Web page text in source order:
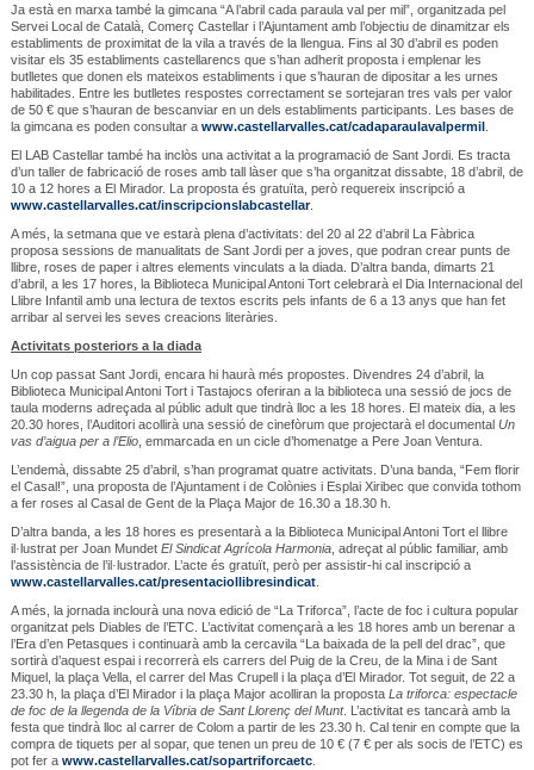
Ja està en marxa també la gimcana “A l’abril cada paraula val per mil”, organitzada pel
Servei Local de Català, Comerç Castellar i l’Ajuntament amb l’objectiu de dinamitzar els
establiments de proximitat de la vila a través de la llengua. Fins al 30 d’abril es poden
visitar els 35 establiments castellarencs que s’han adherit proposta i emplenar les
butlletes que donen els mateixos establiments i que s’hauran de dipositar a les urnes
habilitades. Entre les butlletes respostes correctament se sortejaran tres vals per valor
de 50 € que s’hauran de bescanviar en un dels establiments participants. Les bases de
la gimcana es poden consultar a www.castellarvalles.cat/cadaparaulavalpermil.
El LAB Castellar també ha inclòs una activitat a la programació de Sant Jordi. Es tracta
d’un taller de fabricació de roses amb tall làser que s’ha organitzat dissabte, 18 d’abril, de
10 a 12 hores a El Mirador. La proposta és gratuïta, però requereix inscripció a
www.castellarvalles.cat/inscripcionslabcastellar.
A més, la setmana que ve estarà plena d’activitats: del 20 al 22 d’abril La Fàbrica
proposa sessions de manualitats de Sant Jordi per a joves, que podran crear punts de
llibre, roses de paper i altres elements vinculats a la diada. D’altra banda, dimarts 21
d’abril, a les 17 hores, la Biblioteca Municipal Antoni Tort celebrarà el Dia Internacional del
Llibre Infantil amb una lectura de textos escrits pels infants de 6 a 13 anys que han fet
arribar al servei les seves creacions literàries.
Activitats posteriors a la diada
Un cop passat Sant Jordi, encara hi haurà més propostes. Divendres 24 d’abril, la
Biblioteca Municipal Antoni Tort i Tastajocs oferiran a la biblioteca una sessió de jocs de
taula moderns adreçada al públic adult que tindrà lloc a les 18 hores. El mateix dia, a les
20.30 hores, l’Auditori acollirà una sessió de cinefòrum que projectarà el documental Un
vas d’aigua per a l’Elio, emmarcada en un cicle d’homenatge a Pere Joan Ventura.
L’endemà, dissabte 25 d’abril, s’han programat quatre activitats. D’una banda, “Fem florir
el Casal!”, una proposta de l’Ajuntament i de Colònies i Esplai Xiribec que convida tothom
a fer roses al Casal de Gent de la Plaça Major de 16.30 a 18.30 h.
D’altra banda, a les 18 hores es presentarà a la Biblioteca Municipal Antoni Tort el llibre
il·lustrat per Joan Mundet El Sindicat Agrícola Harmonia, adreçat al públic familiar, amb
l’assistència de l’il·lustrador. L’acte és gratuït, però per assistir-hi cal inscripció a
www.castellarvalles.cat/presentaciollibresindicat.
A més, la jornada inclourà una nova edició de “La Triforca”, l’acte de foc i cultura popular
organitzat pels Diables de l’ETC. L’activitat començarà a les 18 hores amb un berenar a
l’Era d’en Petasques i continuarà amb la cercavila “La baixada de la pell del drac”, que
sortirà d’aquest espai i recorrerà els carrers del Puig de la Creu, de la Mina i de Sant
Miquel, la plaça Vella, el carrer del Mas Crupell i la plaça d’El Mirador. Tot seguit, de 22 a
23.30 h, la plaça d’El Mirador i la plaça Major acolliran la proposta La triforca: espectacle
de foc de la llegenda de la Víbria de Sant Llorenç del Munt. L’activitat es tancarà amb la
festa que tindrà lloc al carrer de Colom a partir de les 23.30 h. Cal tenir en compte que la
compra de tiquets per al sopar, que tenen un preu de 10 € (7 € per als socis de l’ETC) es
pot fer a www.castellarvalles.cat/sopartriforcaetc.